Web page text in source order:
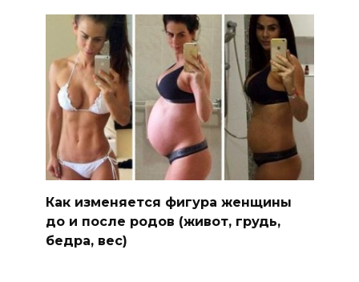
Как изменяется фигура женщины
до и после родов (живот, грудь,
бедра, вес)